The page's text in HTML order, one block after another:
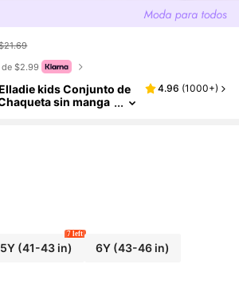
de $2.99
kids Conjunto de
sin manga
4.96 (1000+)
5Y (41-43 in)
7 left
6Y(43-46 in)